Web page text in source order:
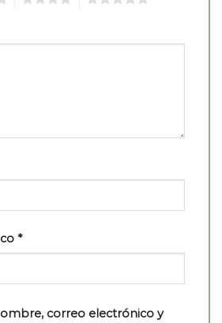
*
correo electrónico y